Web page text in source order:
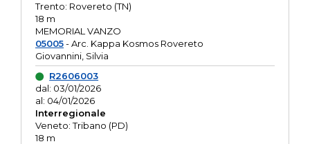
Trento: Rovereto (TN)
18 m
MEMORIAL VANZO
05005- Arc. Kappa Kosmos Rovereto
Giovannini, Silvia
R2606003
dal: 03/01/2026
al: 04/01/2026
Interregionale
Veneto: Tribano (PD)
18 m